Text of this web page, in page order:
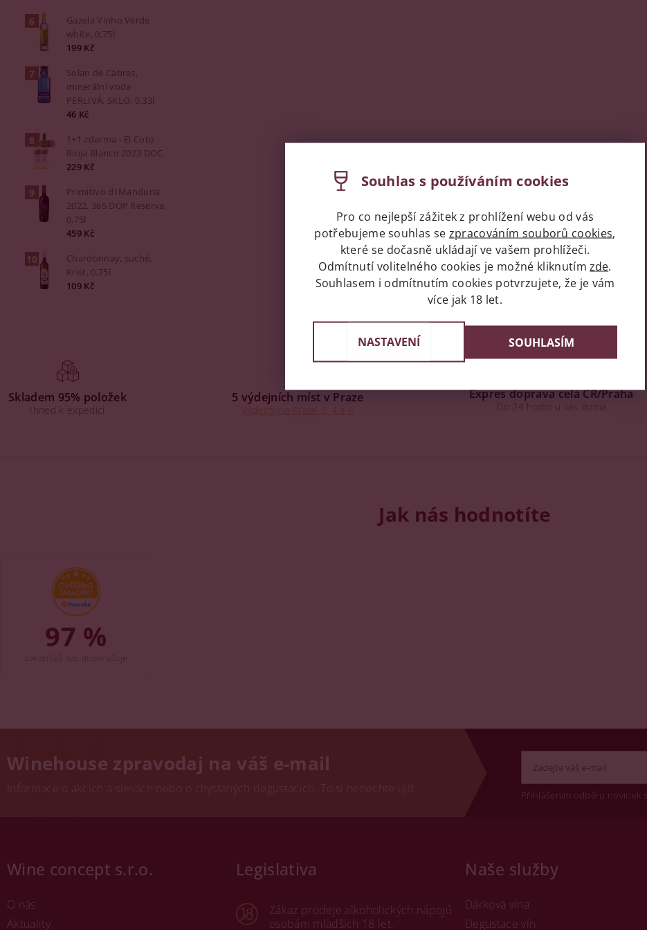
Gazela Vinho Verde
white, 0,75l
199 Kč
Solan de Cabras,
minerální voda
PERLIVÁ, SKLO, 0,33l
46 Kč
1+1 zdarma - El Coto
Rioja Blanco 2023 DOC
229 Kč
Primitivo di Manduria
2022, 365 DOP Reserva,
0,75l
459 Kč
Chardonnay, suché,
Krist, 0,75l
109 Kč
Skladem 95% položek
Ihned k expedici
5 výdejních míst v Praze
Výdejny na Praze 3, 4 a 6
Expres doprava celá ČR/Praha
Do 24 hodin u vás doma
Jak nás hodnotíte
97 %
Winehouse zpravodaj na váš e-mail
Informace o akcích a slevách nebo o chystaných degustacích. To si nenechte ujít. Přihlášením odběru novinek
Wine concept s.r.o.
O nás
Aktuality
Legislativa
Zákaz prodeje alkoholických nápojů
osobám mladších 18 let.
Naše služby
Dárková vína
Degustace vín
Souhlas s používáním cookies
Pro co nejlepší zážitek z prohlížení webu od vás
potřebujeme souhlas se zpracováním souborů cookies,
které se dočasně ukládají ve vašem prohlížeči.
Odmítnutí volitelného cookies je možné kliknutímzde.
Souhlasem i odmítnutím cookies potvrzujete, že je vám
více jak 18 let.
NASTAVENÍ SOUHLASÍM